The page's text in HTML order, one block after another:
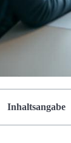
Inhaltsangabe